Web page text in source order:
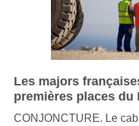
Les majors
premières places du
CONJONCTURE. Le